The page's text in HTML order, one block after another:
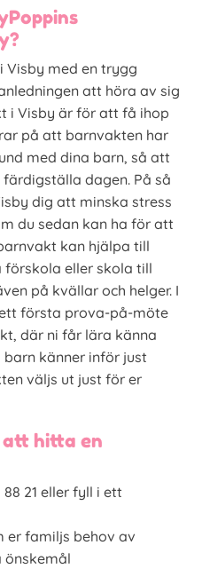
Visby med en trygg
att höra av sig
i Visby är för att få ihop
på att barnvakten har
med dina barn, så att
dagen. På så
dig att minska stress
du sedan kan ha för att
kan hjälpa till
eller skola till
på kvällar och helger. I
första prova-på-möte
där ni får lära känna
känner inför just
väljs ut just för er
hitta en
88 21 eller fyll i ett
er familjs behov av
önskemål